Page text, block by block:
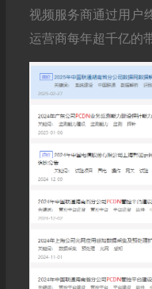
视频服务商通过用户
运营商每年超千亿的